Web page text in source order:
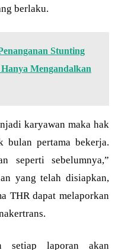
berlaku.
Stunting
Mengandalkan
karyawan maka hak
bulan pertama bekerja.
seperti sebelumnya,”
yang telah disiapkan,
THR dapat melaporkan
setiap laporan akan